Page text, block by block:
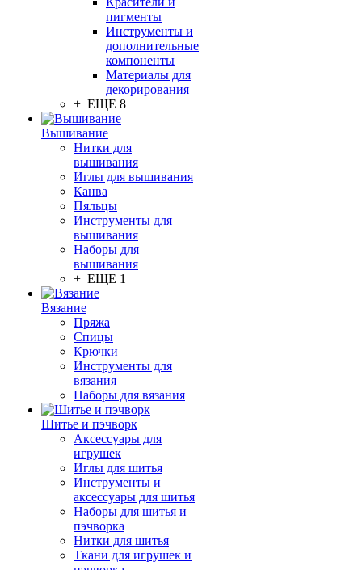
пигменты
Инструменты и
дополнительные
компоненты
Материалы для
декорирования
+ ЕЩЕ 8
Вышивание
Нитки для
вышивания
Иглы для вышивания
Канва
Пяльцы
Инструменты для
вышивания
Наборы для
вышивания
+ ЕЩЕ 1
Вязание
Пряжа
Спицы
Крючки
Инструменты для
вязания
Наборы для вязания
Шитье и пэчворк
Аксессуары для
игрушек
Иглы для шитья
Инструменты и
аксессуары для шитья
Наборы для шитья и
пэчворка
Нитки для шитья
Ткани для игрушек и